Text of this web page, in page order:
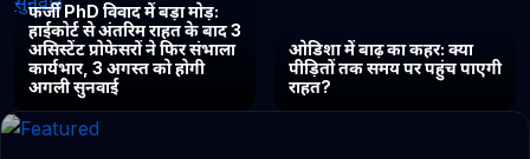
फर्जी PhD विवाद में बड़ा मोड़:
हाईकोर्ट से अंतरिम राहत के बाद 3
असिस्टेंट प्रोफेसरों ने फिर संभाला
कार्यभार, 3 अगस्त को होगी
अगली सुनवाई
ओडिशा में बाढ़ का कहर: क्या
पीड़ितों तक समय पर पहुंच पाएगी
राहत?